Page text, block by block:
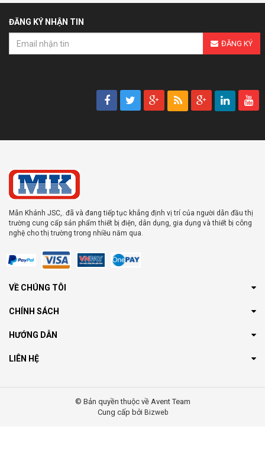
ĐĂNG KÝ NHẬN TIN
ĐĂNG KÝ
Mẫn Khánh JSC,. đã và đang tiếp tục khẳng định vị trí của người dẫn đầu thị
trường cung cấp sản phẩm thiết bị điện, dân dụng, gia dụng và thiết bị công
nghệ cho thị trường trong nhiều năm qua.
VỀ CHÚNG TÔI
CHÍNH SÁCH
HƯỚNG DẪN
LIÊN HỆ
© Bản quyền thuộc về Avent Team
Cung cấp bởi Bizweb